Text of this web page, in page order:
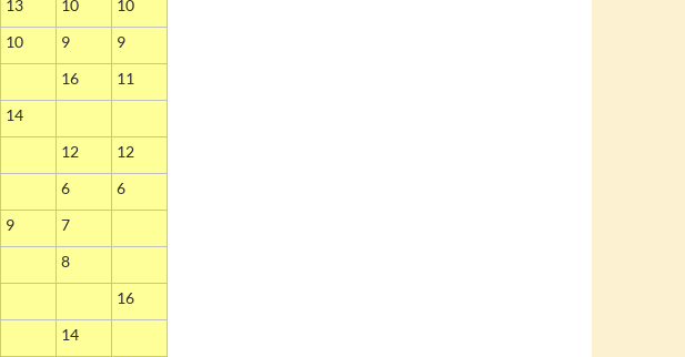
13 10
10
10 9
9
16
11
14
12
12
6
6
9
7
8
16
14